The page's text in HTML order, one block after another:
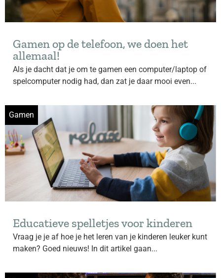
Gamen op de telefoon, we doen het
allemaal!
Als je dacht dat je om te gamen een computer/laptop of
spelcomputer nodig had, dan zat je daar mooi even...
Gamen
Educatieve spelletjes voor kinderen
Vraag je je af hoe je het leren van je kinderen leuker kunt
maken? Goed nieuws! In dit artikel gaan...